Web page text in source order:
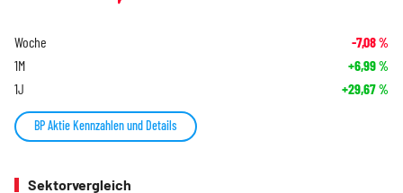
Woche -7,08%
1M +6,99%
1J +29,67%
BP Aktie Kennzahlen und Details
Sektorvergleich